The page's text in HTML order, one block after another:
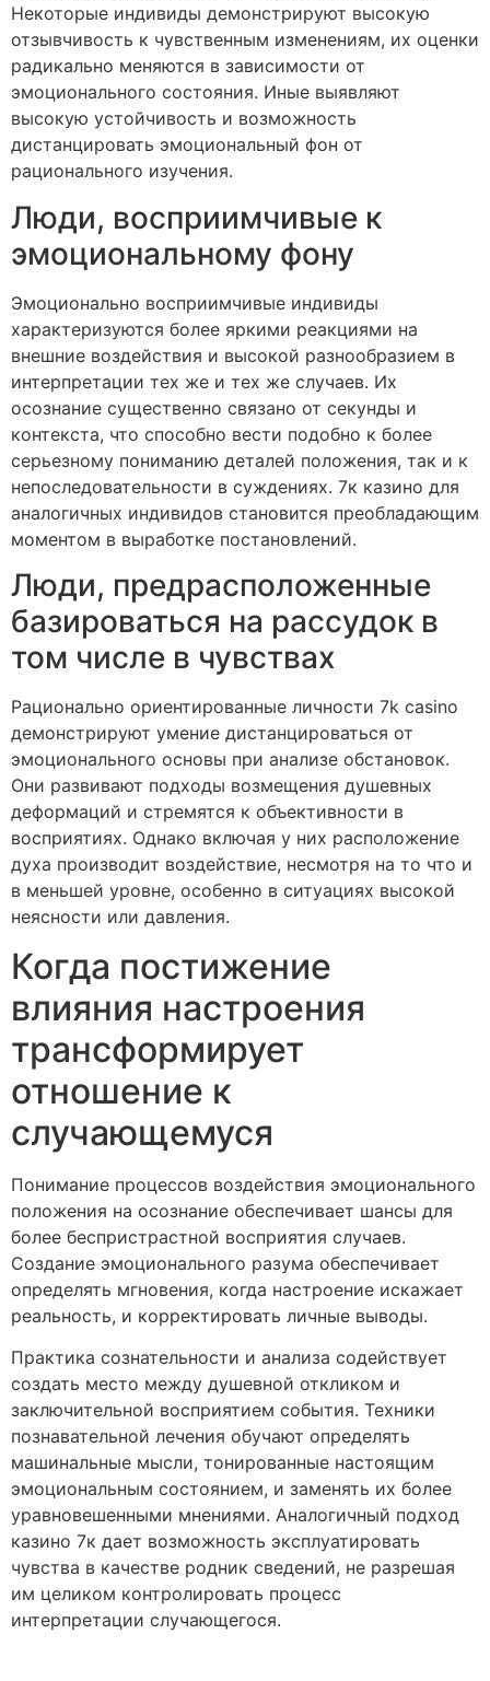
Некоторые индивиды демонстрируют высокую
отзывчивость к чувственным изменениям, их оценки
радикально меняются в зависимости от
эмоционального состояния. Иные выявляют
высокую устойчивость и возможность
дистанцировать эмоциональный фон от
рационального изучения.
Люди, восприимчивые к
эмоциональному фону
Эмоционально восприимчивые индивиды
характеризуются более яркими реакциями на
внешние воздействия и высокой разнообразием в
интерпретации тех же и тех же случаев. Их
осознание существенно связано от секунды и
контекста, что способно вести подобно к более
серьезному пониманию деталей положения, так и к
непоследовательности в суждениях. 7к казино для
аналогичных индивидов становится преобладающим
моментом в выработке постановлений.
Люди, предрасположенные
базироваться на рассудок в
том числе в чувствах
Рационально ориентированные личности 7k casino
демонстрируют умение дистанцироваться от
эмоционального основы при анализе обстановок.
Они развивают подходы возмещения душевных
деформаций и стремятся к объективности в
восприятиях. Однако включая у них расположение
духа производит воздействие, несмотря на то что и
в меньшей уровне, особенно в ситуациях высокой
неясности или давления.
Когда постижение
влияния настроения
трансформирует
отношение к
случающемуся
Понимание процессов воздействия эмоционального
положения на осознание обеспечивает шансы для
более беспристрастной восприятия случаев.
Создание эмоционального разума обеспечивает
определять мгновения, когда настроение искажает
реальность, и корректировать личные выводы.
Практика сознательности и анализа содействует
создать место между душевной откликом и
заключительной восприятием события. Техники
познавательной лечения обучают определять
машинальные мысли, тонированные настоящим
эмоциональным состоянием, и заменять их более
уравновешенными мнениями. Аналогичный подход
казино 7к дает возможность эксплуатировать
чувства в качестве родник сведений, не разрешая
им целиком контролировать процесс
интерпретации случающегося.